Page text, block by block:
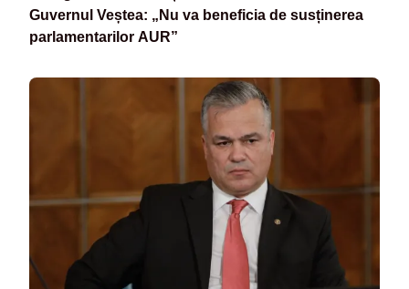
Guvernul Veștea: „Nu va beneficia de susținerea
parlamentarilor AUR”